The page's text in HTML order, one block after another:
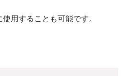
用することも可能です。